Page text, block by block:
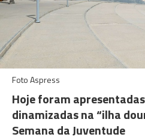
Foto Aspress
Hoje foram
dinamizadas na “ilha
Semana da Juventude